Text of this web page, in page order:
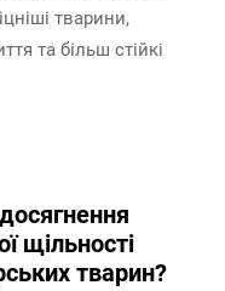
тварини,
та більш стійкі
щільності
тварин?